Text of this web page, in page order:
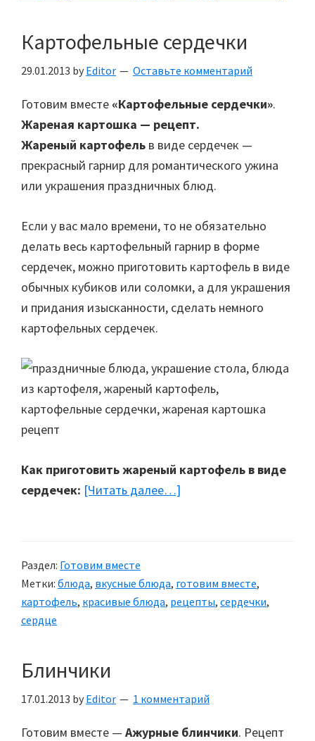
Картофельные сердечки
29.01.2013 by Editor Оставьте комментарий
Готовим вместе «Картофельные сердечки».
Жареная картошка — рецепт.
Жареный картофель в виде сердечек —
прекрасный гарнир для романтического ужина
или украшения праздничных блюд.
Если у вас мало времени, то не обязательно
делать весь картофельный гарнир в форме
сердечек, можно приготовить картофель в виде
обычных кубиков или соломки, а для украшения
и придания изысканности, сделать немного
картофельных сердечек.
Как приготовить жареный картофель в виде
сердечек: [Читать далее…]
Раздел: Готовим вместе
Метки: блюда, вкусные блюда, готовим вместе,
картофель, красивые блюда, рецепты, сердечки,
сердце
Блинчики
17.01.2013 by Editor 1 комментарий
Готовим вместе — Ажурные блинчики. Рецепт